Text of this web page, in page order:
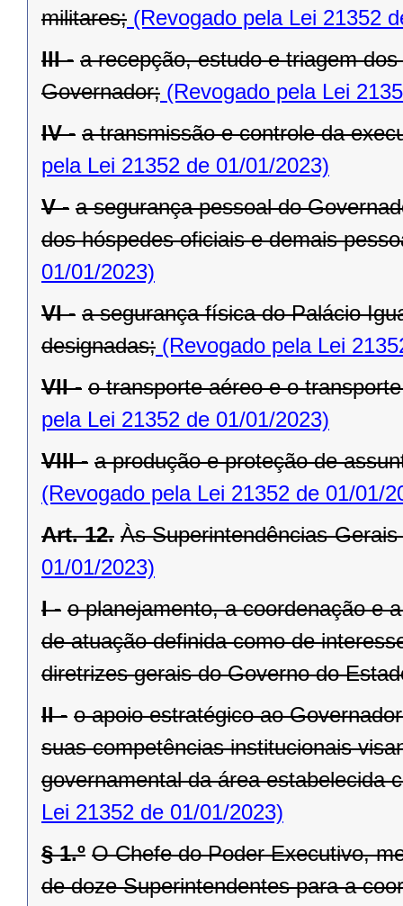
militares; (Revogado pela Lei 21352
III - a recepção, estudo e triagem
Governador; (Revogado pela Lei
IV - a transmissão e controle da
pela Lei 21352 de 01/01/2023)
V - a segurança pessoal do
dos hóspedes oficiais e demais
01/01/2023)
VI - a segurança física do Palácio
designadas; (Revogado pela Lei
VII - o transporte aéreo e o
pela Lei 21352 de 01/01/2023)
VIII - a produção e proteção de
(Revogado pela Lei 21352 de 01/01/
Art. 12. Às Superintendências-
01/01/2023)
I - o planejamento, a coordenação e
de atuação definida como de
diretrizes gerais do Governo do
II - o apoio estratégico ao
suas competências institucionais
governamental da área estabelecida
Lei 21352 de 01/01/2023)
§ 1.º O Chefe do Poder Executivo,
de doze Superintendentes para a